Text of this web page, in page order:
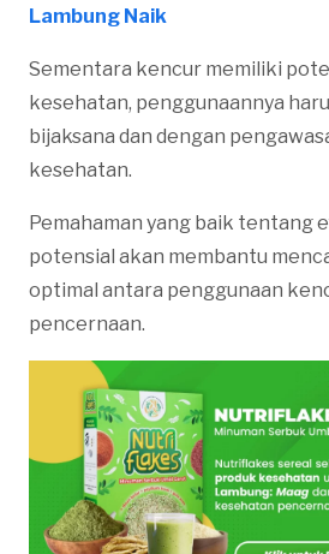
Lambung Naik
Sementara kencur memiliki
kesehatan, penggunaannya
bijaksana dan dengan
kesehatan.
Pemahaman yang baik tentang
potensial akan membantu
optimal antara penggunaan
pencernaan.